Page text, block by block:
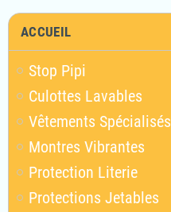
ACCUEIL
Stop Pipi
Culottes Lavables
Vêtements Spécialisés
Montres Vibrantes
Protection Literie
Protections Jetables